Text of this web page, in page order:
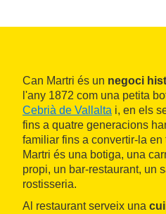
Can Martri és un negoci
l'any 1872 com una petita
Cebrià de Vallalta i, en els
fins a quatre generacions
familiar fins a convertir-la
Martri és una botiga, una
propi, un bar-restaurant, un
rostisseria.
Al restaurant serveix una